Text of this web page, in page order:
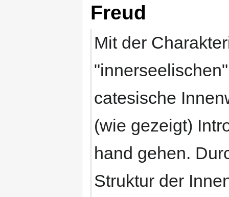
Freud
Mit der
catesische
(wie gezeigt)
hand gehen.
Struktur der